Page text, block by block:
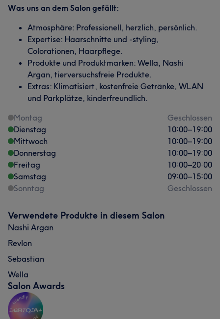
Was uns an dem Salon gefällt:
Atmosphäre: Professionell, herzlich, persönlich.
Expertise: Haarschnitte und -styling,
Colorationen, Haarpflege.
Produkte und Produktmarken: Wella, Nashi
Argan, tierversuchsfreie Produkte.
Extras: Klimatisiert, kostenfreie Getränke, WLAN
und Parkplätze, kinderfreundlich.
Montag
Geschlossen
Dienstag
10:00–19:00
Mittwoch
10:00–19:00
Donnerstag
10:00–19:00
Freitag
10:00–20:00
Samstag
09:00–15:00
Sonntag
Geschlossen
Verwendete Produkte in diesem Salon
Nashi Argan
Revlon
Sebastian
Wella
Salon Awards